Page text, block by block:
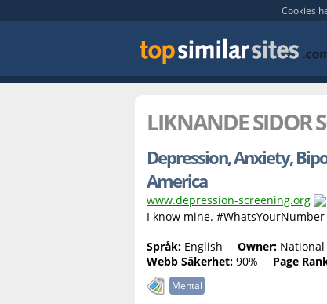
Cookies
LIKNANDE SIDOR
Depression, Anxiety,
America
www.depression-screening.org
I know mine.
Språk: English Owner:
Webb Säkerhet: 90% Page
Mental